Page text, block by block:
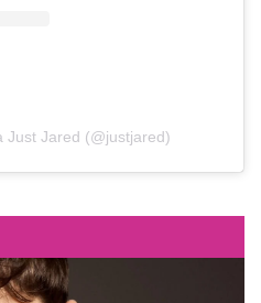
Just Jared (@justjared)